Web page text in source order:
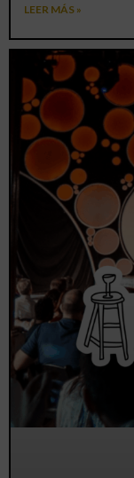
LEER MÁS »